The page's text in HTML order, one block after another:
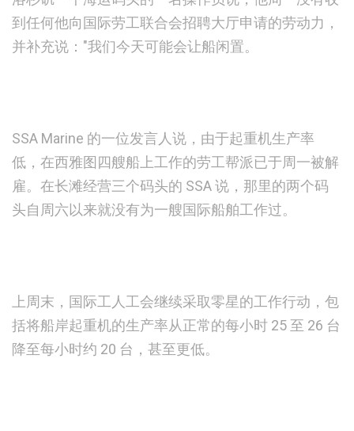
到任何他向国际劳工联合会招聘大厅申请的劳动力，
并补充说："我们今天可能会让船闲置。
SSA Marine 的一位发言人说，由于起重机生产率
低，在西雅图四艘船上工作的劳工帮派已于周一被解
雇。在长滩经营三个码头的 SSA 说，那里的两个码
头自周六以来就没有为一艘国际船舶工作过。
上周末，国际工人工会继续采取零星的工作行动，包
括将船岸起重机的生产率从正常的每小时 25 至 26 台
降至每小时约 20 台，甚至更低。